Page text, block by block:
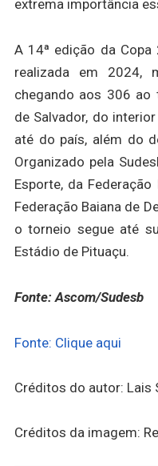
extrema importância
A 14ª edição da
realizada em 2024,
chegando aos 306 ao
de Salvador, do
até do país, além do
Organizado pela
Esporte, da
Federação Baiana de
o torneio segue até
Estádio de Pituaçu.
Fonte: Ascom/Sudesb
Fonte: Clique aqui
Créditos do autor: Lais
Créditos da imagem: